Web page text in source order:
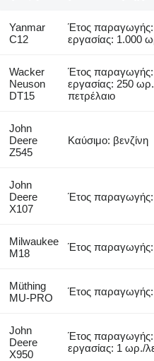
Yanmar
C12
Έτος
εργασίας: 1.000
Wacker
Neuson
DT15
Έτος
εργασίας: 250
πετρέλαιο
John
Deere
Z545
Καύσιμο: βενζίνη
John
Deere
X107
Έτος
Milwaukee
M18
Έτος
Müthing
MU-PRO
Έτος
John
Deere
X950
Έτος
εργασίας: 1 ωρ./